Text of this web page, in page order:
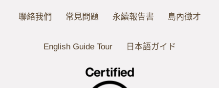
聯絡我們 常見問題 永續報告書 島內徵才
English Guide Tour 日本語ガイド